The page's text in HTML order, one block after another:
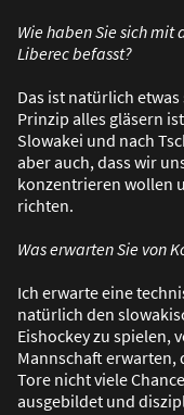
Wie haben Sie sich mit
Liberec befasst?
Das ist natürlich
Prinzip alles gläsern
Slowakei und nach
aber auch, dass wir
konzentrieren wollen
richten.
Was erwarten Sie von
Ich erwarte eine
natürlich den
Eishockey zu spielen,
Mannschaft erwarten,
Tore nicht viele
ausgebildet und